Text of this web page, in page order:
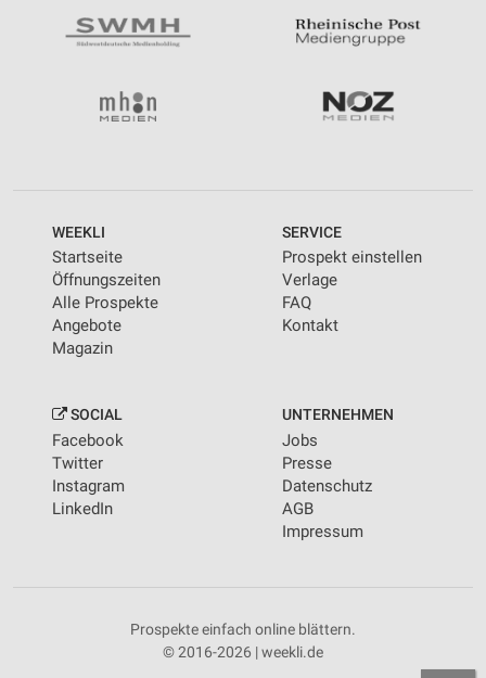
WEEKLI
Startseite
Öffnungszeiten
Alle Prospekte
Angebote
Magazin
SERVICE
Prospekt einstellen
Verlage
FAQ
Kontakt
SOCIAL
Facebook
Twitter
Instagram
LinkedIn
UNTERNEHMEN
Jobs
Presse
Datenschutz
AGB
Impressum
Prospekte einfach online blättern.
© 2016-2026 | weekli.de